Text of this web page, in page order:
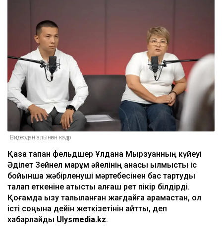
Видеодан алынған кадр
Қаза тапқан фельдшер Ұлдана Мырзуанның күйеуі
Әділет Зейнел марқұм әйелінің анасы қылмыстық іс
бойынша жәбірленуші мәртебесінен бас тартуды
талап еткеніне қатысты алғаш рет пікір білдірді.
Қоғамда қызу талқыланған жағдайға қарамастан, ол
істі соңына дейін жеткізетінін айтты, деп
хабарлайды Ulysmedia.kz.